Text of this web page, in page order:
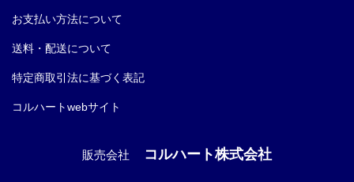
お支払い方法について
送料・配送について
特定商取引法に基づく表記
コルハートwebサイト
販売会社 コルハート株式会社